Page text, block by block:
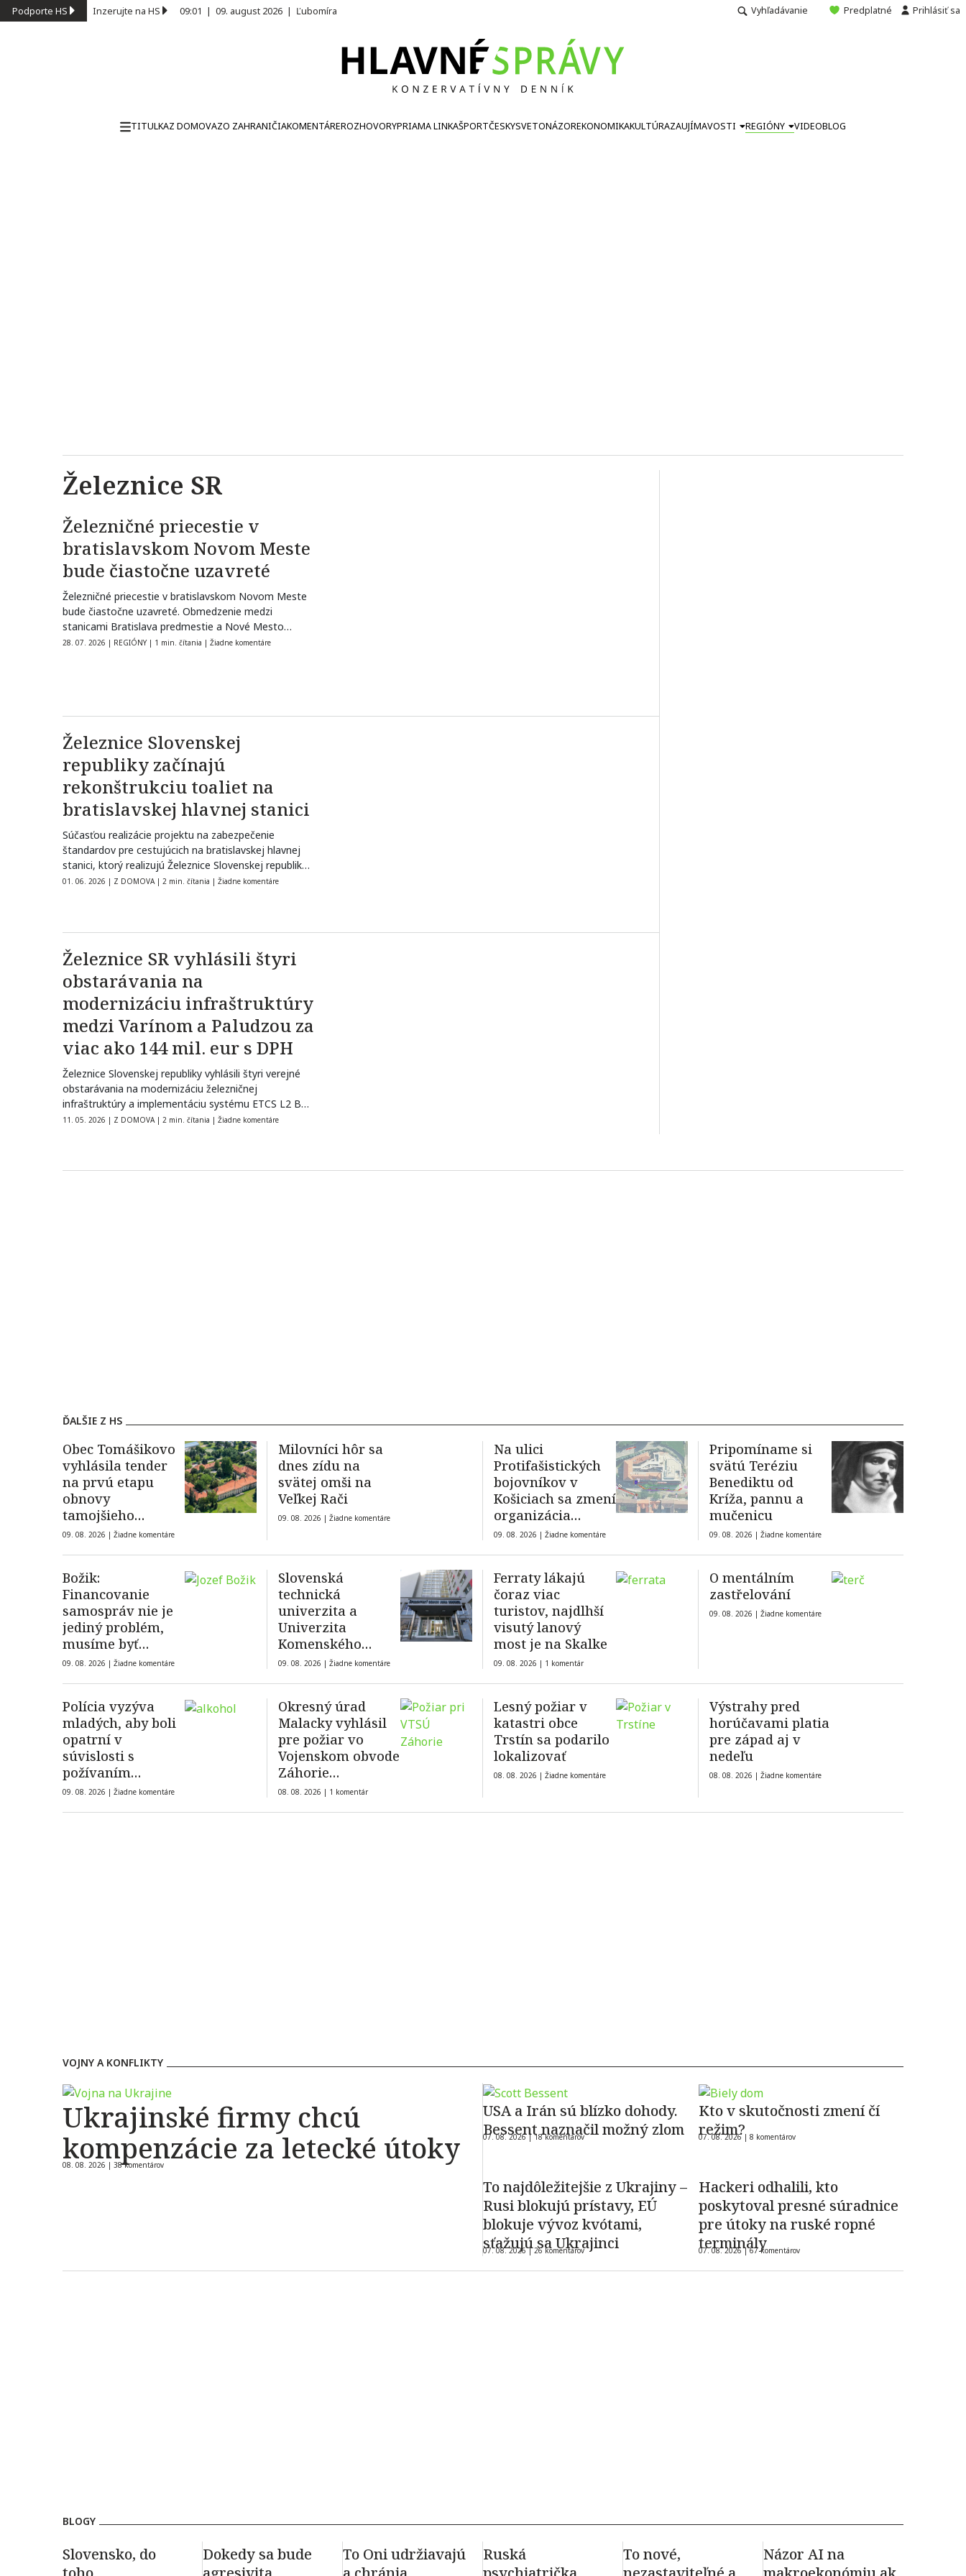
Podporte HS Inzerujte na HS 09:01 | 09. august 2026 | Ľubomíra Vyhľadávanie Predplatné Prihlásiť sa
TITULKAZ DOMOVAZO ZAHRANIČIAKOMENTÁREROZHOVORYPRIAMA LINKAŠPORTČESKYSVETONÁZOREKONOMIKAKULTÚRAZAUJÍMAVOSTI REGIÓNY VIDEOBLOG
Železnice SR
Železničné priecestie v
bratislavskom Novom Meste
bude čiastočne uzavreté
Železničné priecestie v bratislavskom Novom Meste
bude čiastočne uzavreté. Obmedzenie medzi
stanicami Bratislava predmestie a Nové Mesto
potrvá od piatkového…
28. 07. 2026 | REGIÓNY | 1 min. čítania | Žiadne komentáre
Železnice Slovenskej
republiky začínajú
rekonštrukciu toaliet na
bratislavskej hlavnej stanici
Súčasťou realizácie projektu na zabezpečenie
štandardov pre cestujúcich na bratislavskej hlavnej
stanici, ktorý realizujú Železnice Slovenskej republiky
od začiatku tohto…
01. 06. 2026 | Z DOMOVA | 2 min. čítania | Žiadne komentáre
Železnice SR vyhlásili štyri
obstarávania na
modernizáciu infraštruktúry
medzi Varínom a Paludzou za
viac ako 144 mil. eur s DPH
Železnice Slovenskej republiky vyhlásili štyri verejné
obstarávania na modernizáciu železničnej
infraštruktúry a implementáciu systému ETCS L2 BL3
alebo vyššej verzie…
11. 05. 2026 | Z DOMOVA | 2 min. čítania | Žiadne komentáre
ĎALŠIE Z HS
Obec Tomášikovo
vyhlásila tender
na prvú etapu
obnovy
tamojšieho
kaštieľa
09. 08. 2026 | Žiadne komentáre
Milovníci hôr sa
dnes zídu na
svätej omši na
Veľkej Rači
09. 08. 2026 | Žiadne komentáre
Na ulici
Protifašistických
bojovníkov v
Košiciach sa zmení
organizácia
dopravy
09. 08. 2026 | Žiadne komentáre
Pripomíname si
svätú Teréziu
Benediktu od
Kríža, pannu a
mučenicu
09. 08. 2026 | Žiadne komentáre
Božik:
Financovanie
samospráv nie je
jediný problém,
musíme byť
partnerom štátu
09. 08. 2026 | Žiadne komentáre
Slovenská
technická
univerzita a
Univerzita
Komenského
nevyhovejú
ubytovanie na
internátoch
09. 08. 2026 | Žiadne komentáre
Ferraty lákajú
čoraz viac
turistov, najdlhší
visutý lanový
most je na Skalke
09. 08. 2026 | 1 komentár
O mentálním
zastřelování
09. 08. 2026 | Žiadne komentáre
Polícia vyzýva
mladých, aby boli
opatrní v
súvislosti s
požívaním
alkoholu
09. 08. 2026 | Žiadne komentáre
Okresný úrad
Malacky vyhlásil
pre požiar vo
Vojenskom obvode
Záhorie
mimoriadnu
08. 08. 2026 | 1 komentár
Lesný požiar v
katastri obce
Trstín sa podarilo
lokalizovať
08. 08. 2026 | Žiadne komentáre
Výstrahy pred
horúčavami platia
pre západ aj v
nedeľu
08. 08. 2026 | Žiadne komentáre
VOJNY A KONFLIKTY
Ukrajinské firmy chcú
kompenzácie za letecké útoky
08. 08. 2026 | 38 komentárov
USA a Irán sú blízko dohody.
Bessent naznačil možný zlom
07. 08. 2026 |18 komentárov
Kto v skutočnosti zmení čí
režim?
07. 08. 2026 | 8 komentárov
To najdôležitejšie z Ukrajiny –
Rusi blokujú prístavy, EÚ
blokuje vývoz kvótami,
sťažujú sa Ukrajinci
07. 08. 2026 |26 komentárov
Hackeri odhalili, kto
poskytoval presné súradnice
pre útoky na ruské ropné
terminály
07. 08. 2026 |67 komentárov
BLOGY